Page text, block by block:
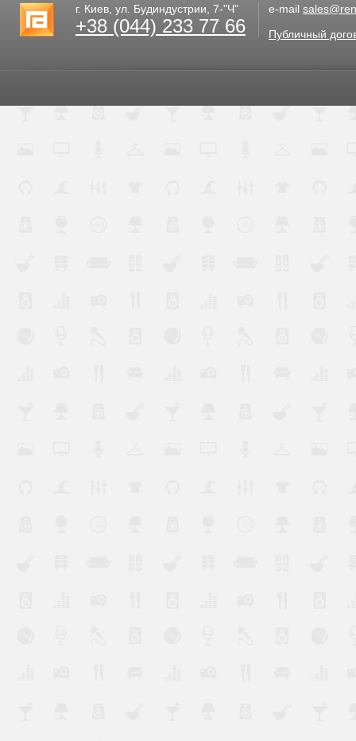
г. Киев, ул. Будиндустрии, 7-"Ч"
+38 (044) 233 77 66
e-mail
Публичный